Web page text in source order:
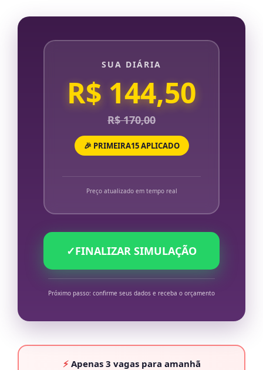
SUA DIÁRIA
R$ 144,50
R$ 170,00
🎉 PRIMEIRA15 APLICADO
Preço atualizado em tempo real
✓FINALIZAR SIMULAÇÃO
Próximo passo: confirme seus dados e receba o orçamento
⚡Apenas 3 vagaspara amanhã